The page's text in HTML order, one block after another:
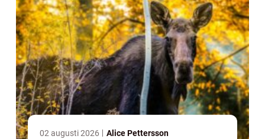
02 augusti 2026 Alice Pettersson